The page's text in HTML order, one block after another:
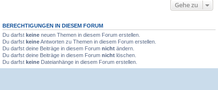
Gehe zu
BERECHTIGUNGEN IN DIESEM FORUM
Du darfst keine neuen Themen in diesem Forum erstellen.
Du darfst keineAntworten zu Themen in diesem Forum erstellen.
Du darfst deine Beiträge in diesem Forum nicht ändern.
Du darfst deine Beiträge in diesem Forum nicht löschen.
Du darfst keine Dateianhänge in diesem Forum erstellen.